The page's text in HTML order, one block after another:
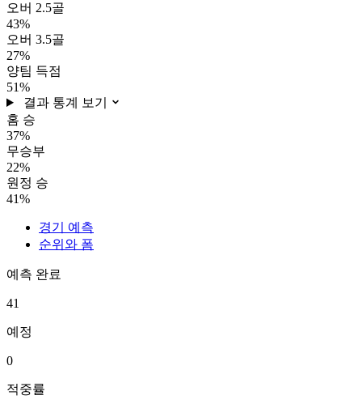
오버 2.5골
43%
오버 3.5골
27%
양팀 득점
51%
결과 통계 보기
홈 승
37%
무승부
22%
원정 승
41%
경기 예측
순위와 폼
예측 완료
41
예정
0
적중률